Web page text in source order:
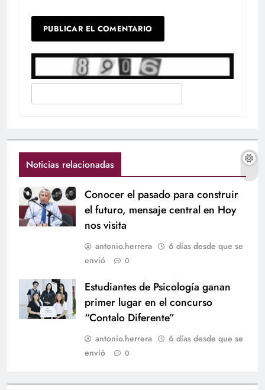
Noticias relacionadas
Conocer el pasado para construir
el futuro, mensaje central en Hoy
nos visita
antonio.herrera
6 días desde que se
envió
0
Estudiantes de Psicología ganan
primer lugar en el concurso
“Contalo Diferente”
antonio.herrera
6 días desde que se
envió
0